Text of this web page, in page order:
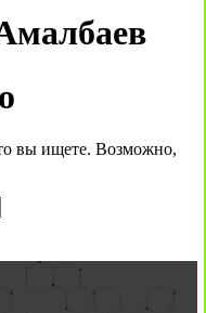
вы ищете. Возможно,